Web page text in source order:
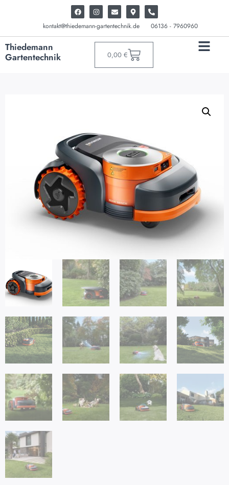
kontakt@thiedemann-gartentechnik.de 06136 - 7960960
Thiedemann
Gartentechnik
0,00 €